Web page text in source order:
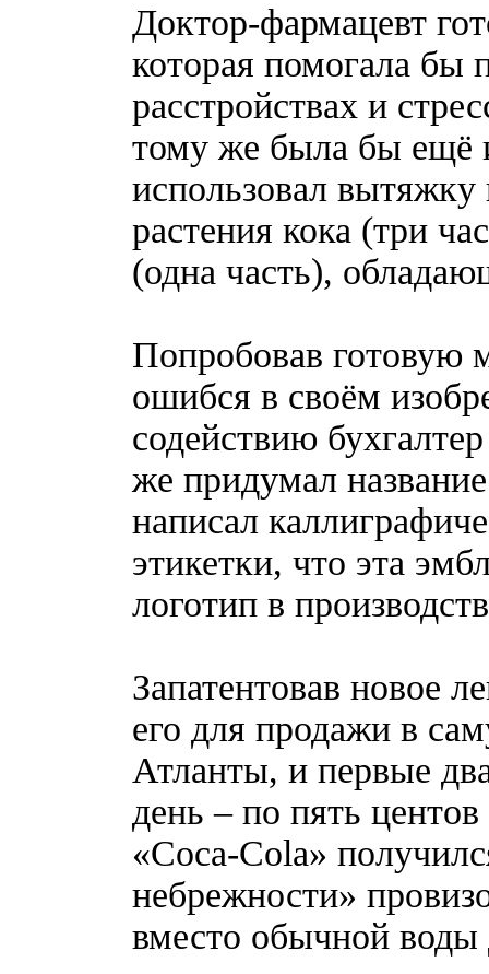
Доктор-фармацевт
которая помогала бы
расстройствах и
тому же была бы ещё
использовал
растения кока (три
(одна часть),
Попробовав готовую
ошибся в своём
содействию
же придумал
написал
этикетки, что эта
логотип в
Запатентовав новое
его для продажи в
Атланты, и первые
день – по пять
«Coca-Cola»
небрежности»
вместо обычной воды